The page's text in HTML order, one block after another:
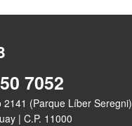
7052
2141 (Parque Líber Seregni)
| C.P. 11000